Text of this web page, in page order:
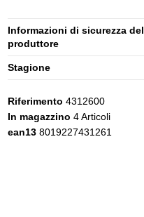
Informazioni di sicurezza del
produttore
Stagione
Riferimento 4312600
In magazzino 4 Articoli
ean13 8019227431261